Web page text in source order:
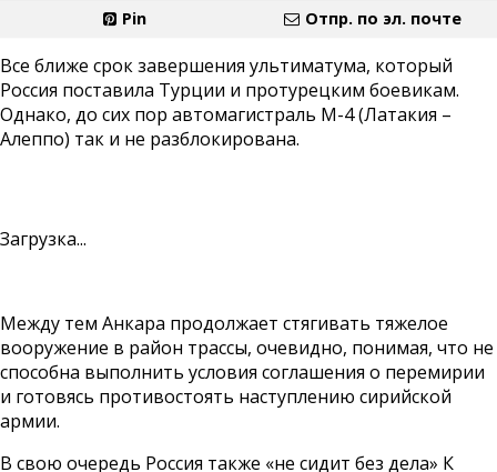
Pin
Отпр. по эл. почте
Все ближе срок завершения ультиматума, который
Россия поставила Турции и протурецким боевикам.
Однако, до сих пор автомагистраль М-4 (Латакия –
Алеппо) так и не разблокирована.
Загрузка...
Между тем Анкара продолжает стягивать тяжелое
вооружение в район трассы, очевидно, понимая, что не
способна выполнить условия соглашения о перемирии
и готовясь противостоять наступлению сирийской
армии.
В свою очередь Россия также «не сидит без дела» К